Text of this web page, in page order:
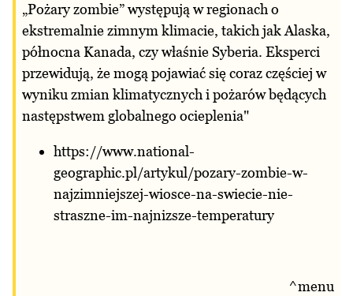
„Pożary zombie” występują w regionach o
ekstremalnie zimnym klimacie, takich jak Alaska,
północna Kanada, czy właśnie Syberia. Eksperci
przewidują, że mogą pojawiać się coraz częściej w
wyniku zmian klimatycznych i pożarów będących
następstwem globalnego ocieplenia"
https://www.national-
geographic.pl/artykul/pozary-zombie-w-
najzimniejszej-wiosce-na-swiecie-nie-
straszne-im-najnizsze-temperatury
^menu